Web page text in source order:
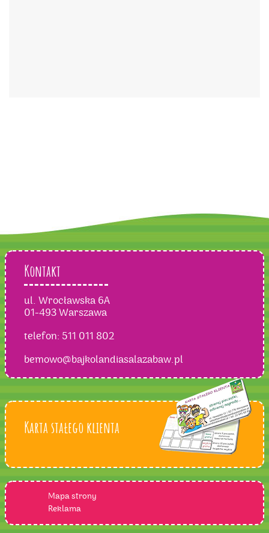
Kontakt
ul. Wrocławska 6A
01-493 Warszawa
telefon: 511 011 802
bemowo@bajkolandiasalazabaw.pl
Karta stałego klienta
Mapa strony
Reklama